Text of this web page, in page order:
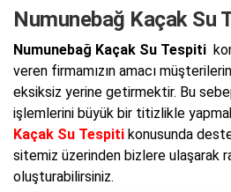
Numunebağ Kaçak Su
Numunebağ Kaçak Su Tespiti
veren firmamızın amacı
eksiksiz yerine getirmektir. Bu
işlemlerini büyük bir titizlikle
Kaçak Su Tespiti konusunda
sitemiz üzerinden bizlere ulaşarak
oluşturabilirsiniz.